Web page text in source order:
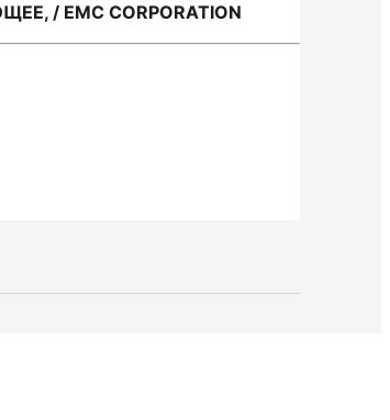
EMC CORPORATION